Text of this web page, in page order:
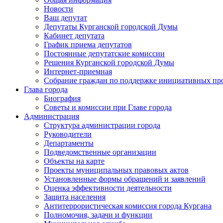
Новости
Ваш депутат
Депутаты Курганской городской Думы
Кабинет депутата
График приема депутатов
Постоянные депутатские комиссии
Решения Курганской городской Думы
Интернет-приемная
Собрание граждан по поддержке инициативных
Глава города
Биография
Советы и комиссии при Главе города
Администрация
Структура администрации города
Руководители
Департаменты
Подведомственные организации
Объекты на карте
Проекты муниципальных правовых актов
Установленные формы обращений и заявлений
Оценка эффективности деятельности
Защита населения
Антитеррористическая комиссия города Кургана
Полномочия, задачи и функции